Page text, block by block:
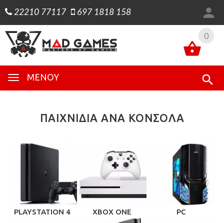
22210 77117 697 1818 158
0
ΜΕΝΟΎ
0
ΠΑΙΧΝΙΔΙΑ ΑΝΑ ΚΟΝΣΟΛΑ
PLAYSTATION 4 XBOX ONE PC